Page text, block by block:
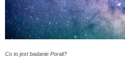
Co to jest badanie Porali?